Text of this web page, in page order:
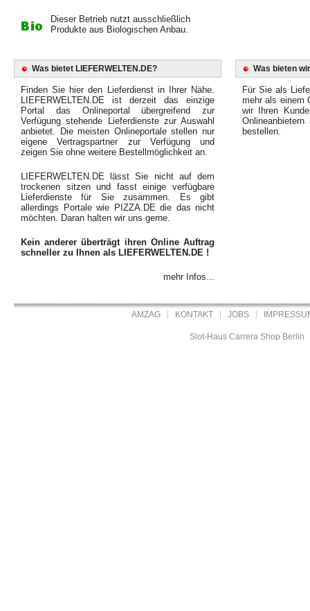
Dieser Betrieb nutzt ausschließlich
Produkte aus Biologischen Anbau.
Was bietet LIEFERWELTEN.DE?
Finden Sie hier den Lieferdienst in Ihrer Nähe.
LIEFERWELTEN.DE ist derzeit das einzige
Portal das Onlineportal übergreifend zur
Verfügung stehende Lieferdienste zur Auswahl
anbietet. Die meisten Onlineportale stellen nur
eigene Vertragspartner zur Verfügung und
zeigen Sie ohne weitere Bestellmöglichkeit an.
LIEFERWELTEN.DE lässt Sie nicht auf dem
trockenen sitzen und fasst einige verfügbare
Lieferdienste für Sie zusammen. Es gibt
allerdings Portale wie PIZZA.DE die das nicht
möchten. Daran halten wir uns gerne.
Kein anderer überträgt ihren Online Auftrag
schneller zu Ihnen als LIEFERWELTEN.DE !
mehr Infos...
Was bieten
Für Sie als
mehr als einem
wir Ihren
bestellen.
AMZAG KONTAKT JOBS
Slot-Haus Carrera Shop Berlin